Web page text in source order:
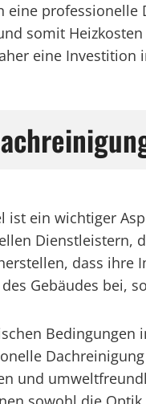
professionelle
somit
eine
ist ein wichtiger
Dienstleistern,
dass
Gebäudes bei,
Bedingungen
und